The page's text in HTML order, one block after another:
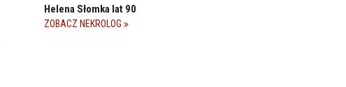
Helena Słomka lat 90
ZOBACZ NEKROLOG